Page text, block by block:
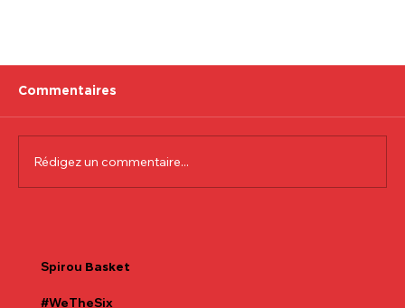
Commentaires
Rédigez un commentaire...
Spirou Basket
#WeTheSix